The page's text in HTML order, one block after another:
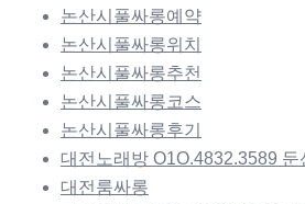
논산시풀싸롱예약
논산시풀싸롱위치
논산시풀싸롱추천
논산시풀싸롱코스
논산시풀싸롱후기
대전노래방 O1O.4832.3589 둔
대전룸싸롱